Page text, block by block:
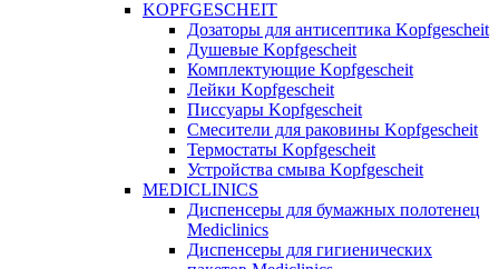
KOPFGESCHEIT
Дозаторы для антисептика Kopfgescheit
Душевые Kopfgescheit
Комплектующие Kopfgescheit
Лейки Kopfgescheit
Писсуары Kopfgescheit
Смесители для раковины Kopfgescheit
Термостаты Kopfgescheit
Устройства смыва Kopfgescheit
MEDICLINICS
Диспенсеры для бумажных полотенец
Mediclinics
Диспенсеры для гигиенических